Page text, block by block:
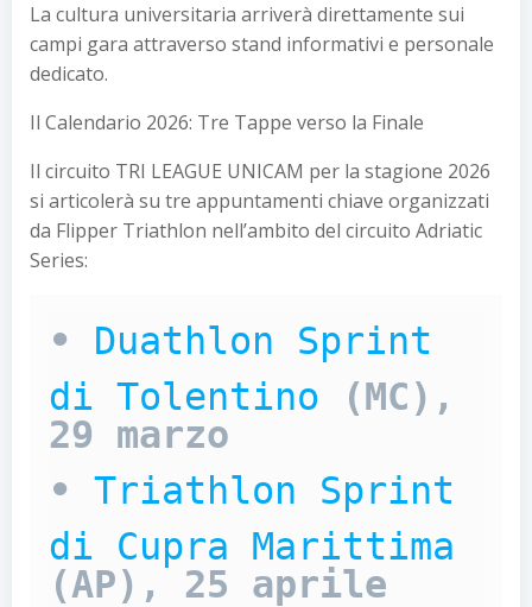
La cultura universitaria arriverà direttamente sui
campi gara attraverso stand informativi e personale
dedicato.
Il Calendario 2026: Tre Tappe verso la Finale
Il circuito TRI LEAGUE UNICAM per la stagione 2026
si articolerà su tre appuntamenti chiave organizzati
da Flipper Triathlon nell’ambito del circuito Adriatic
Series:
• Duathlon Sprint
di Tolentino (MC),
29 marzo
• Triathlon Sprint
di Cupra Marittima
(AP), 25 aprile